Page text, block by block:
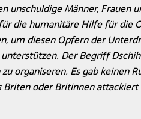
Männer, Frauen
die humanitäre Hilfe für die
um diesen Opfern der
Der Begriff
organiseren. Es gab keinen
oder Britinnen